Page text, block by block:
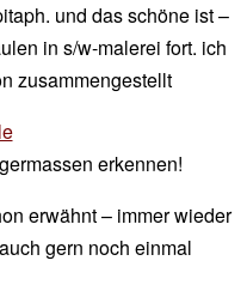
und das schöne ist –
in s/w-malerei fort. ich
zusammengestellt
erkennen!
erwähnt – immer wieder
gern noch einmal